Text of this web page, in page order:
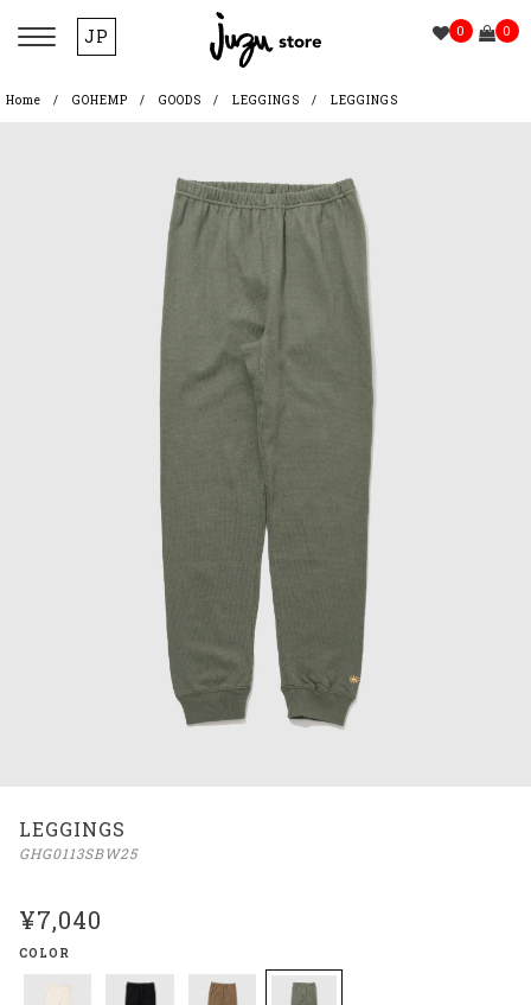
JP 0 0
Home GOHEMP GOODS LEGGINGS LEGGINGS
LEGGINGS
GHG0113SBW25
¥7,040
COLOR